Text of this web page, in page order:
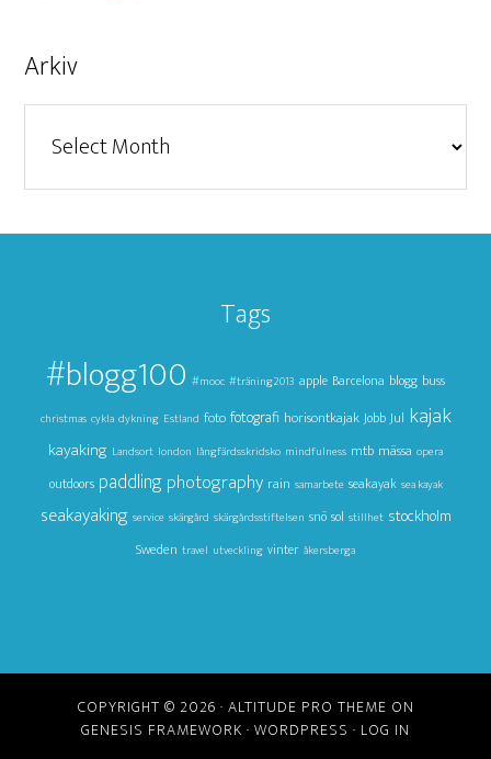
Arkiv
Tags
#blogg100 #mooc #träning2013 apple Barcelona blogg buss
christmas cykla dykning Estland foto fotografi horisontkajak Jobb Jul kajak
kayaking Landsort london långfärdsskridsko mindfulness mtb mässa opera
outdoors paddlingphotography rain samarbete seakayak sea kayak
seakayaking service skärgård skärgårdsstiftelsen snö sol stillhet stockholm
Sweden travel utveckling vinter åkersberga
COPYRIGHT © 2026 · ALTITUDE PRO THEME ON
GENESIS FRAMEWORK · WORDPRESS · LOG IN